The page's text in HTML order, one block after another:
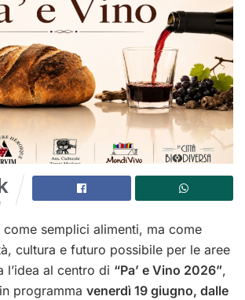
come semplici alimenti, ma come
cultura e futuro possibile per le aree
l’idea al centro di “Pa’ e Vino 2026”,
programma venerdì 19 giugno, dalle